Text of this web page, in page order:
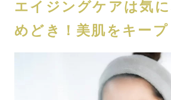
エイジングケアは気
めどき！美肌をキープ